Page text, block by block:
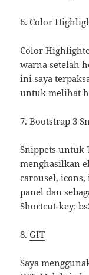
6.Color
Color
warna setelah
ini saya
untuk melihat
7.Bootstrap 3
Snippets untuk
menghasilkan
carousel,
panel dan
Shortcut-key:
8.GIT
Saya